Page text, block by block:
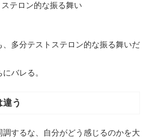
テロン的な振る舞い
、多分テストステロン的な振る舞いだ
バレる。
う
するな、自分がどう感じるのかを大